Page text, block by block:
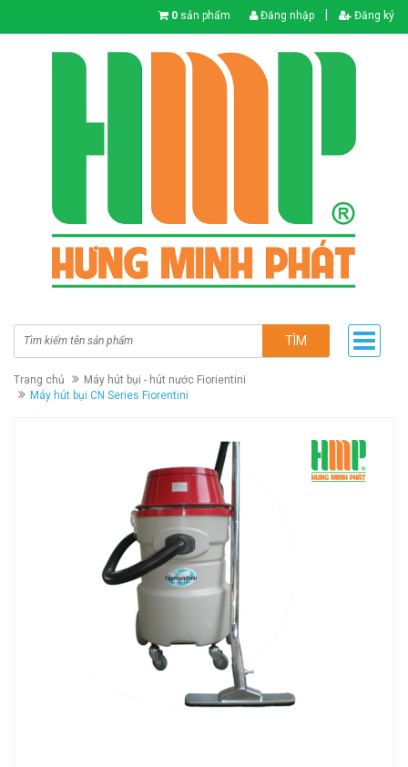
0 sản phẩm Đăng nhập Đăng ký
TÌM
Trang chủ
Máy hút bụi - hút nước Fiorientini
Máy hút bụi CN Series Fiorentini